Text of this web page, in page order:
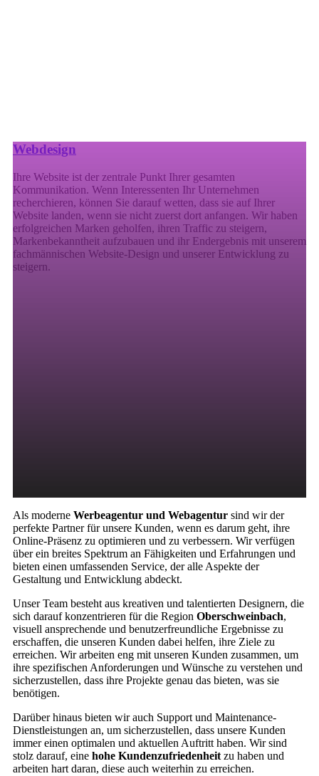
Webdesign
Ihre Website ist der zentrale Punkt Ihrer gesamten
Kommunikation. Wenn Interessenten Ihr Unternehmen
recherchieren, können Sie darauf wetten, dass sie auf Ihrer
Website landen, wenn sie nicht zuerst dort anfangen. Wir haben
erfolgreichen Marken geholfen, ihren Traffic zu steigern,
Markenbekanntheit aufzubauen und ihr Endergebnis mit unserem
fachmännischen Website-Design und unserer Entwicklung zu
steigern.
Als moderne Werbeagentur und Webagentur sind wir der
perfekte Partner für unsere Kunden, wenn es darum geht, ihre
Online-Präsenz zu optimieren und zu verbessern. Wir verfügen
über ein breites Spektrum an Fähigkeiten und Erfahrungen und
bieten einen umfassenden Service, der alle Aspekte der
Gestaltung und Entwicklung abdeckt.
Unser Team besteht aus kreativen und talentierten Designern, die
sich darauf konzentrieren für die Region Oberschweinbach,
visuell ansprechende und benutzerfreundliche Ergebnisse zu
erschaffen, die unseren Kunden dabei helfen, ihre Ziele zu
erreichen. Wir arbeiten eng mit unseren Kunden zusammen, um
ihre spezifischen Anforderungen und Wünsche zu verstehen und
sicherzustellen, dass ihre Projekte genau das bieten, was sie
benötigen.
Darüber hinaus bieten wir auch Support und Maintenance-
Dienstleistungen an, um sicherzustellen, dass unsere Kunden
immer einen optimalen und aktuellen Auftritt haben. Wir sind
stolz darauf, eine hohe Kundenzufriedenheit zu haben und
arbeiten hart daran, diese auch weiterhin zu erreichen.